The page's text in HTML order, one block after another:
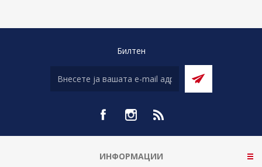
Билтен
ИНФОРМАЦИИ